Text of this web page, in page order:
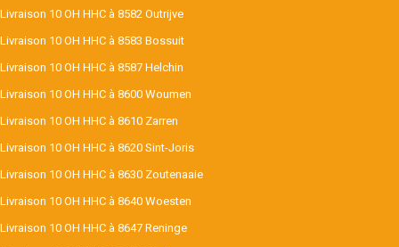
Livraison 10 OH HHC à 8582 Outrijve
Livraison 10 OH HHC à 8583 Bossuit
Livraison 10 OH HHC à 8587 Helchin
Livraison 10 OH HHC à 8600 Woumen
Livraison 10 OH HHC à 8610 Zarren
Livraison 10 OH HHC à 8620 Sint-Joris
Livraison 10 OH HHC à 8630 Zoutenaaie
Livraison 10 OH HHC à 8640 Woesten
Livraison 10 OH HHC à 8647 Reninge